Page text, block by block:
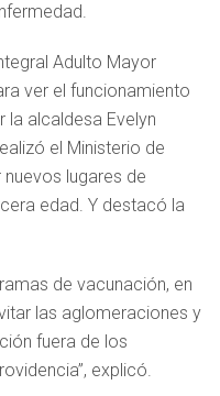
Adulto Mayor
ver el funcionamiento
alcaldesa Evelyn
el Ministerio de
lugares de
edad. Y destacó la
de vacunación, en
las aglomeraciones y
fuera de los
explicó.